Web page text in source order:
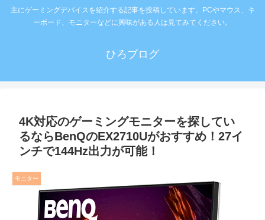
主にゲーミングデバイスを紹介する記事を投稿しています。PCやマウス、キ
ーボード、モニターなどに興味がある人は見てみてください。
ひろブログ
4K対応のゲーミングモニターを探してい
るならBenQのEX2710Uがおすすめ！27イ
ンチで144Hz出力が可能！
モニター